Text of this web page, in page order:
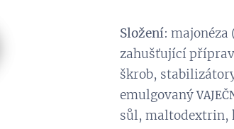
Složení:
zahušťující
škrob,
emulgovaný
sůl, maltodextrin,